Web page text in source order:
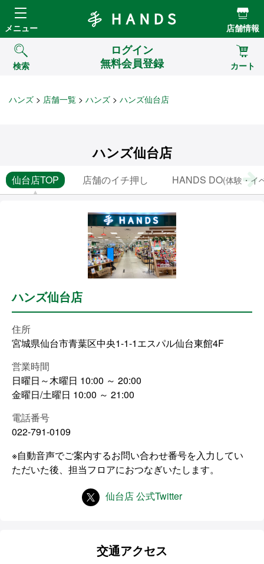
Hands ハンズ
メニュー 店舗情報
検索
ログイン
無料会員登録
カート
ハンズ 店舗一覧 ハンズ ハンズ仙台店
ハンズ仙台店
仙台店TOP 店舗のイチ押し HANDS DO(体験・イ
ハンズ仙台店
住所
宮城県仙台市青葉区中央1-1-1エスパル仙台東館4F
営業時間
日曜日～木曜日 10:00 ～ 20:00
金曜日/土曜日 10:00 ～ 21:00
電話番号
022-791-0109
※自動音声でご案内するお問い合わせ番号を入力してい
ただいた後、担当フロアにおつなぎいたします。
仙台店 公式Twitter
交通アクセス